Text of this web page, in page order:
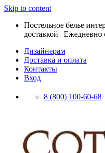
Skip to content
Постельное белье
доставкой | Ежедневно
Дизайнерам
Доставка и оплата
Контакты
Вход
8 (800) 100-60-68